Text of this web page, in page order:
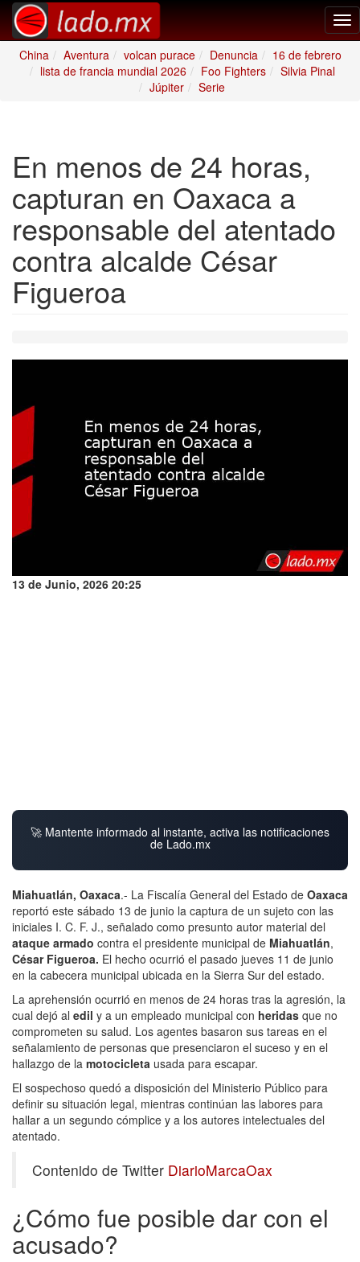
China
Aventura volcan purace Denuncia
16 de febrero
lista de francia mundial 2026
Foo Fighters
Silvia Pinal
Júpiter
Serie
En menos de 24 horas,
capturan en Oaxaca a
responsable del atentado
contra alcalde César
Figueroa
13 de Junio, 2026 20:25
🚀 Mantente informado al instante, activa las notificaciones
de Lado.mx
Miahuatlán, Oaxaca.- La Fiscalía General del Estado de Oaxaca
reportó este sábado 13 de junio la captura de un sujeto con las
iniciales I. C. F. J., señalado como presunto autor material del
ataque armado contra el presidente municipal de Miahuatlán,
César Figueroa. El hecho ocurrió el pasado jueves 11 de junio
en la cabecera municipal ubicada en la Sierra Sur del estado.
La aprehensión ocurrió en menos de 24 horas tras la agresión, la
cual dejó al edil y a un empleado municipal con heridas que no
comprometen su salud. Los agentes basaron sus tareas en el
señalamiento de personas que presenciaron el suceso y en el
hallazgo de la motocicleta usada para escapar.
El sospechoso quedó a disposición del Ministerio Público para
definir su situación legal, mientras continúan las labores para
hallar a un segundo cómplice y a los autores intelectuales del
atentado.
Contenido de Twitter DiarioMarcaOax
¿Cómo fue posible dar con el
acusado?